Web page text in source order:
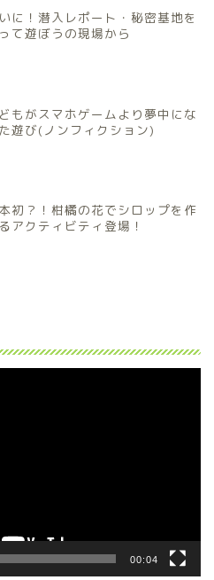
に！潜入レポート・秘密基地を
て遊ぼうの現場から
もがスマホゲームより夢中にな
遊び(ノンフィクション)
初？！柑橘の花でシロップを作
アクティビティ登場！
00:04